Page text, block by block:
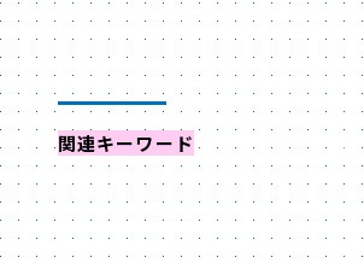
関連キーワード からイベントを探す